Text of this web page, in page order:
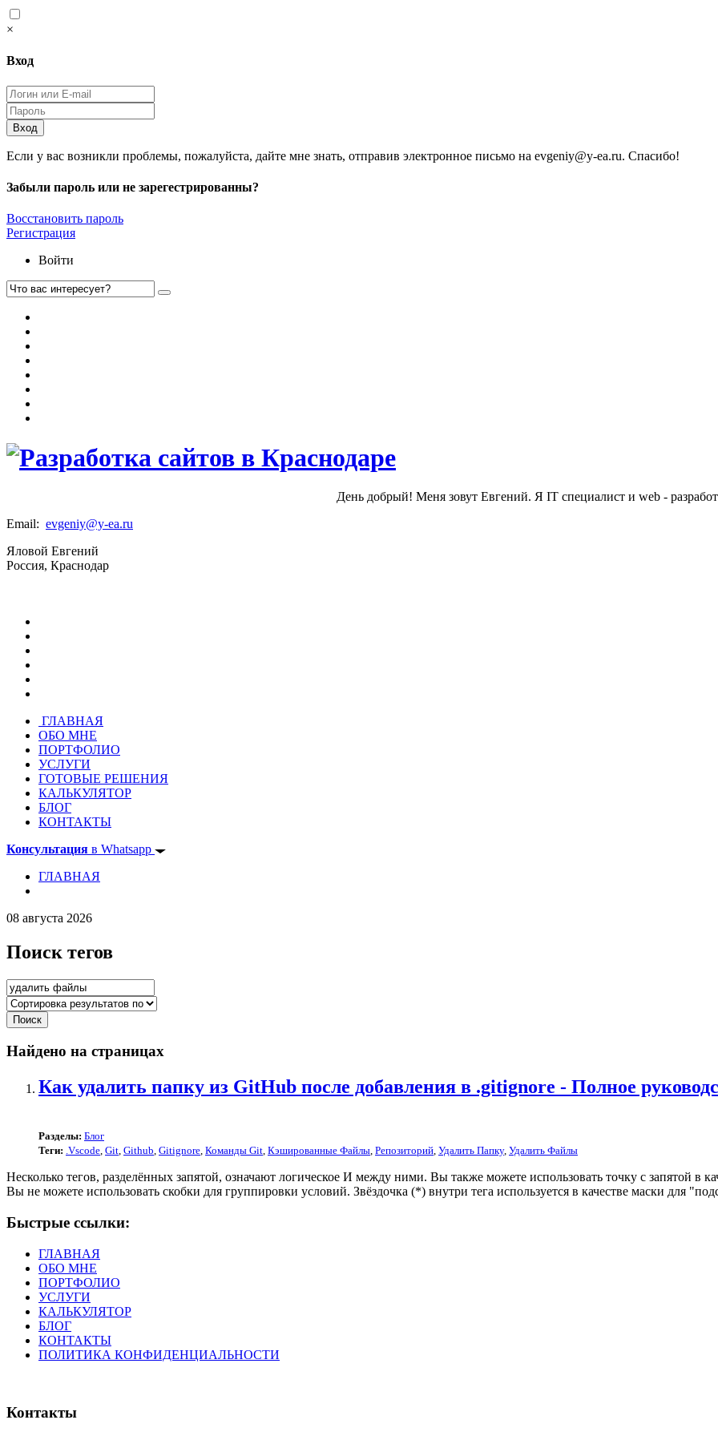
×
Вход
Вход
Если у вас возникли проблемы, пожалуйста, дайте мне знать, отправив электронное письмо на evgeniy@y-ea.ru. Спасибо!
Забыли пароль или не зарегестрированны?
Восстановить пароль
Регистрация
Войти
День добрый! Меня зовут Евгений. Я IT специалист и web -
Email: evgeniy@y-ea.ru
Яловой Евгений
Россия, Краснодар
ГЛАВНАЯ
ОБО МНЕ
ПОРТФОЛИО
УСЛУГИ
ГОТОВЫЕ РЕШЕНИЯ
КАЛЬКУЛЯТОР
БЛОГ
КОНТАКТЫ
Консультация в Whatsapp
ГЛАВНАЯ
08 августа 2026
Поиск тегов
Найдено на страницах
Как удалить папку из GitHub после добавления в .gitignore - Полное
Разделы: Блог
Теги: .Vscode, Git, Github, Gitignore, Команды Git, Кэшированные Файлы, Репозиторий, Удалить Папку, Удалить Файлы
Несколько тегов, разделённых запятой, означают логическое И между ними. Вы также можете использовать точку с запятой
Вы не можете использовать скобки для группировки условий. Звёздочка (*) внутри тега используется в качестве маски для
Быстрые ссылки:
ГЛАВНАЯ
ОБО МНЕ
ПОРТФОЛИО
УСЛУГИ
КАЛЬКУЛЯТОР
БЛОГ
КОНТАКТЫ
ПОЛИТИКА КОНФИДЕНЦИАЛЬНОСТИ
Контакты